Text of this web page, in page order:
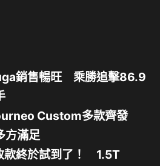
銷售暢旺 乘勝追擊86.9
Custom多款齊發
方滿足
款終於試到了！ 1.5T